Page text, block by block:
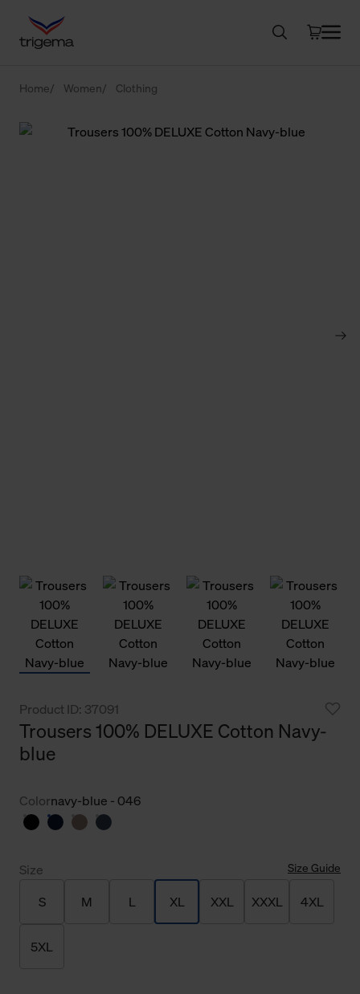
Home Women Clothing
Product ID: 37091
Trousers 100% DELUXE Cotton Navy-
blue
Colornavy-blue - 046
Size Size Guide
S M L XL XXL XXXL 4XL
5XL